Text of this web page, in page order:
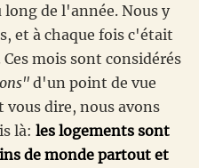
de l'année. Nous y
et à chaque fois c'était
mois sont considérés
d'un point de vue
dire, nous avons
là: les logements sont
de monde partout et